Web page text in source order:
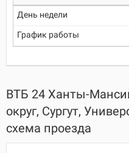
ВТБ 24 Ханты-
округ, Сургут,
схема проезда